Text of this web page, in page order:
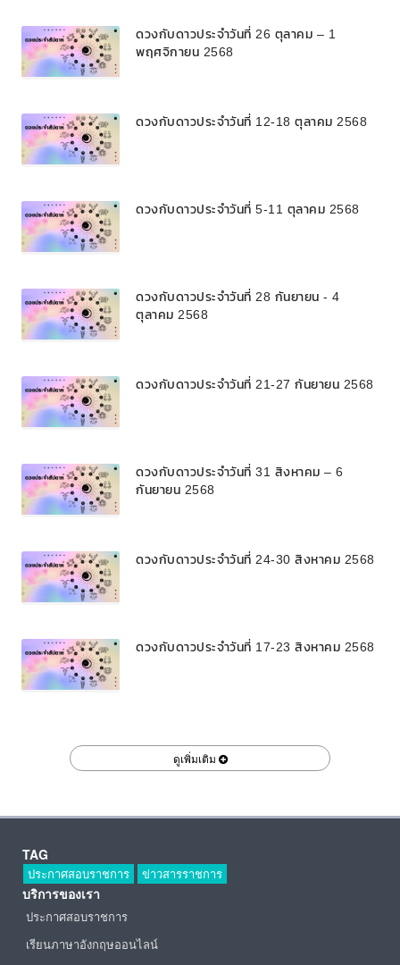
ดวงกับดาวประจำวันที่ 26 ตุลาคม – 1
พฤศจิกายน 2568
ดวงกับดาวประจำวันที่ 12-18 ตุลาคม 2568
ดวงกับดาวประจำวันที่ 5-11 ตุลาคม 2568
ดวงกับดาวประจำวันที่ 28 กันยายน - 4
ตุลาคม 2568
ดวงกับดาวประจำวันที่ 21-27 กันยายน 2568
ดวงกับดาวประจำวันที่ 31 สิงหาคม – 6
กันยายน 2568
ดวงกับดาวประจำวันที่ 24-30 สิงหาคม 2568
ดวงกับดาวประจำวันที่ 17-23 สิงหาคม 2568
ดูเพิ่มเติม
TAG
ประกาศสอบราชการ ข่าวสารราชการ
บริการของเรา
ประกาศสอบราชการ
เรียนภาษาอังกฤษออนไลน์